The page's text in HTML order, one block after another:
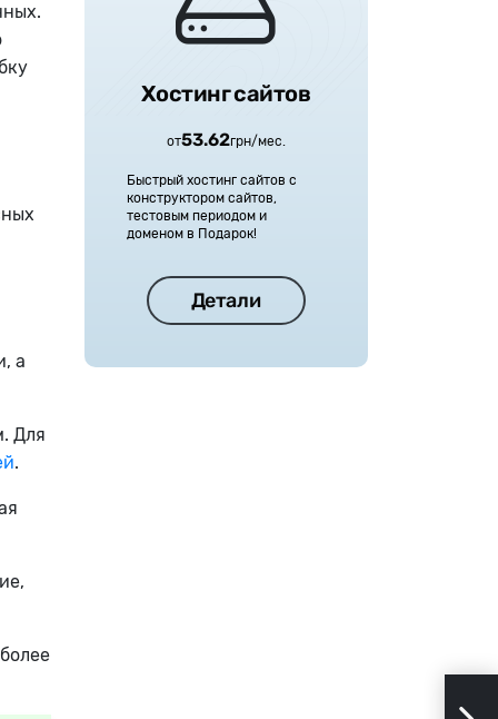
а
Для
.
Хостинг сайтов
от53.62грн/мес.
Быстрый хостинг сайтов с
конструктором сайтов,
тестовым периодом и
доменом в Подарок!
Детали